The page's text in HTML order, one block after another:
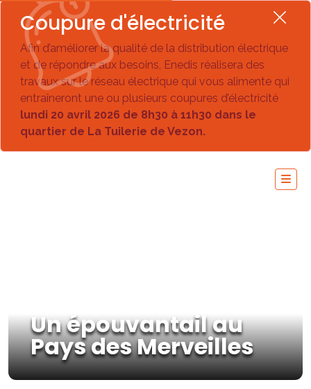
Coupure d'électricité
Afin d’améliorer la qualité de la distribution électrique
et de répondre aux besoins, Enedis réalisera des
travaux sur le réseau électrique qui vous alimente qui
entraîneront une ou plusieurs coupures d’électricité
lundi 20 avril 2026 de 8h30 à 11h30 dans le
quartier de La Tuilerie de Vezon.
Un épouvantail au
Pays des Merveilles